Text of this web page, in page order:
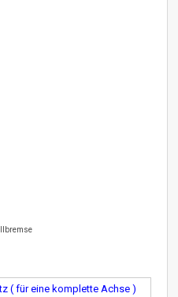
( für eine komplette Achse )